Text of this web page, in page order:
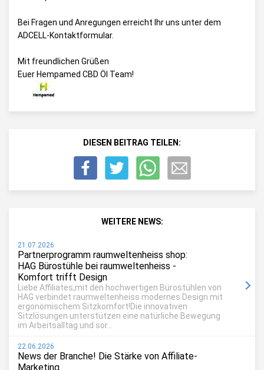
Bei Fragen und Anregungen erreicht Ihr uns unter dem
ADCELL-Kontaktformular.
Mit freundlichen Grüßen
Euer Hempamed CBD Öl Team!
DIESEN BEITRAG TEILEN:
WEITERE NEWS:
21.07.2026
Partnerprogramm raumweltenheiss shop:
HAG Bürostühle bei raumweltenheiss -
Komfort trifft Design
Liebe Affiliates,mit den hochwertigen Bürostühlen von
HAG verbindet raumweltenheiss modernes Design mit
ergonomischem Sitzkomfort!Die innovativen
Sitzlösungen unterstützen eine natürliche Bewegung
im Arbeitsalltag und sor...
22.06.2026
News der Branche! Die Stärke von Affiliate-
Marketing.